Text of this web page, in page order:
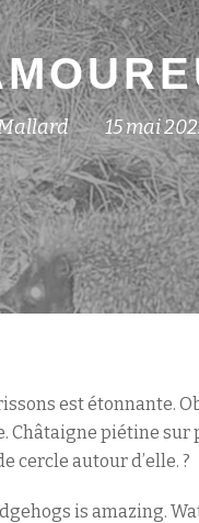
15 mai
est étonnante.
Châtaigne piétine
cercle autour d’elle. ?
is amazing.